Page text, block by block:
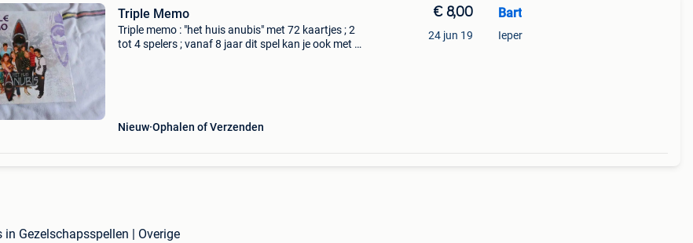
Triple Memo
Triple memo : "het huis anubis" met 72 kaartjes ; 2
tot 4 spelers ; vanaf 8 jaar dit spel kan je ook met 2
Nieuw Ophalen of Verzenden
€ 8,00
24 jun 19
Bart
Ieper
Gezelschapsspellen | Overige